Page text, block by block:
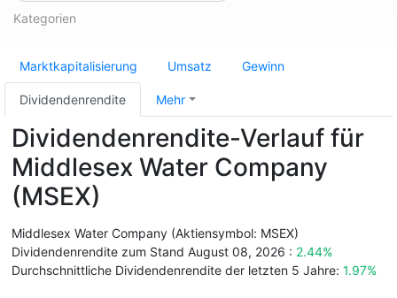
Kategorien
Marktkapitalisierung Umsatz Gewinn
Dividendenrendite Mehr
Dividendenrendite-Verlauf für
Middlesex Water Company
(MSEX)
Middlesex Water Company (Aktiensymbol: MSEX)
Dividendenrendite zum Stand August 08, 2026 : 2.44%
Durchschnittliche Dividendenrendite der letzten 5 Jahre: 1.97%